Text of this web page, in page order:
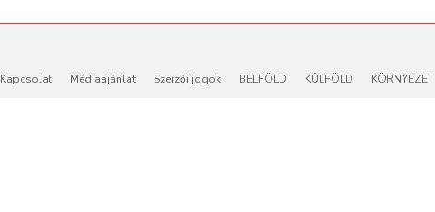
Kapcsolat Médiaajánlat Szerzői jogok BELFÖLD KÜLFÖLD KÖRNYEZET